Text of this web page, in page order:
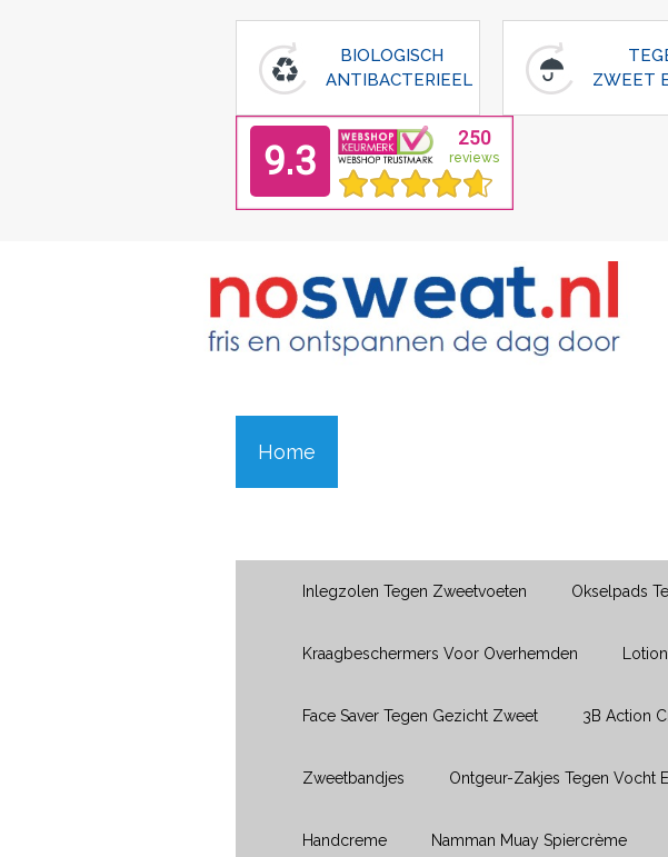
BIOLOGISCH
ANTIBACTERIEEL
ZWEET
Home
Inlegzolen Tegen Zweetvoeten Okselpads
Kraagbeschermers Voor Overhemden
Face Saver Tegen Gezicht Zweet 3B Action
Zweetbandjes Ontgeur-Zakjes Tegen Vocht
Handcreme Namman Muay Spiercrème